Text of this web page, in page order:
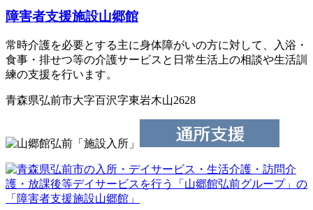
障害者支援施設山郷館
常時介護を必要とする主に身体障がいの方に対して、入浴・
食事・排せつ等の介護サービスと日常生活上の相談や生活訓
練の支援を行います。
青森県弘前市大字百沢字東岩木山2628